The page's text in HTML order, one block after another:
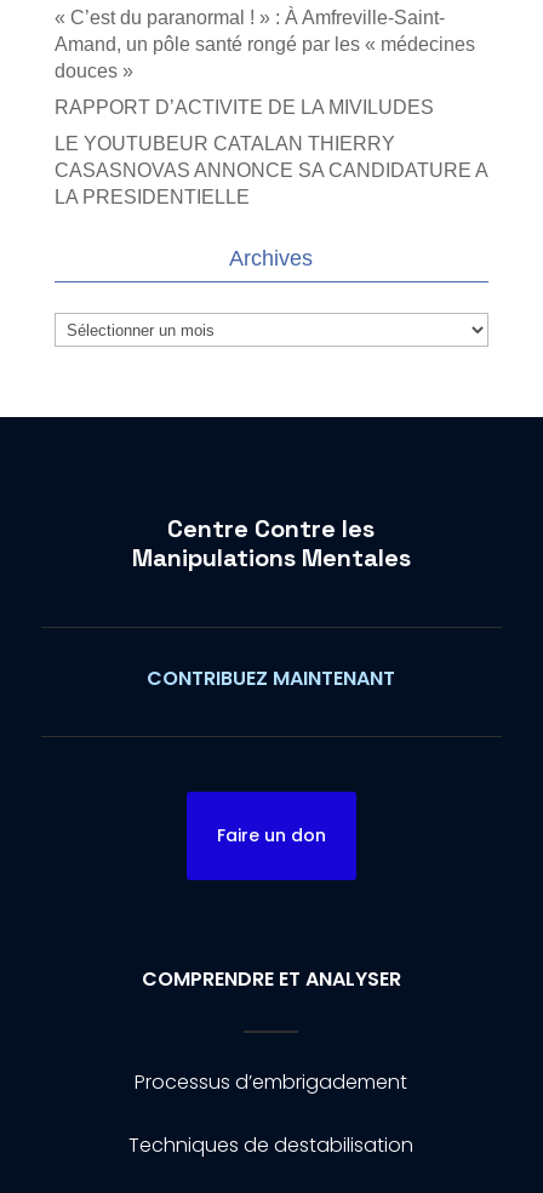
« C’est du paranormal ! » : À Amfreville-Saint-
Amand, un pôle santé rongé par les « médecines
douces »
RAPPORT D’ACTIVITE DE LA MIVILUDES
LE YOUTUBEUR CATALAN THIERRY
CASASNOVAS ANNONCE SA CANDIDATURE A
LA PRESIDENTIELLE
Archives
Archives
Centre Contre les
Manipulations Mentales
CONTRIBUEZ MAINTENANT
Faire un don
COMPRENDRE ET ANALYSER
Processus d’embrigadement
Techniques de destabilisation